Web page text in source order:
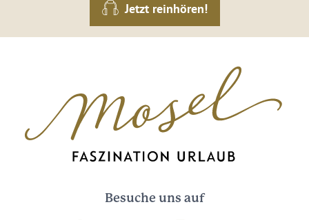
Jetzt reinhören!
Besuche uns auf